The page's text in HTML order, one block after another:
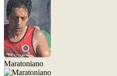
Maratoniano